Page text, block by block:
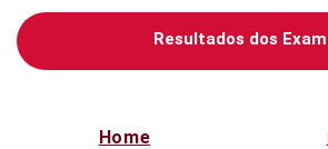
Resultados dos
Home